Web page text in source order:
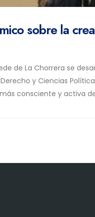
sobre la
de La Chorrera se
y Ciencias
consciente y activa